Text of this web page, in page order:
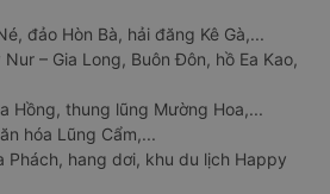
đảo Hòn Bà, hải đăng Kê Gà,...
– Gia Long, Buôn Đôn, hồ Ea Kao,
Hồng, thung lũng Mường Hoa,...
hóa Lũng Cẩm,...
Phách, hang dơi, khu du lịch Happy